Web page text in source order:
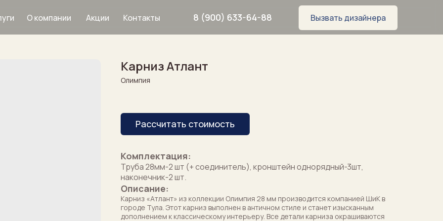
8 900 633 64 88
8 (900) 633-64-88
WhatsApp
Вызвать дизайнера
Telegram
О компании
Дизайнерам
Контакты
Акции
Карниз Атлант
Олимпия
Рассчитать стоимость
Комплектация:
Труба 28мм-2 шт (+ соединитель), кронштейн однорядный-3шт,
наконечник-2 шт.
Описание:
Карниз «Атлант» из коллекции Олимпия 28 мм производится компанией ШиК в
городе Тула. Этот карниз выполнен в античном стиле и станет изысканным
дополнением к классическому интерьеру. Все детали карниза окрашиваются